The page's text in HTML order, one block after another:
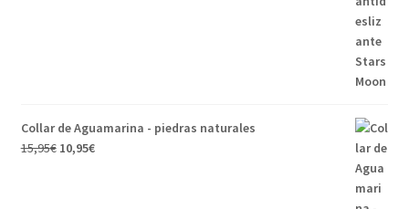
Collar de Aguamarina - piedras naturales
15,95€ 10,95€